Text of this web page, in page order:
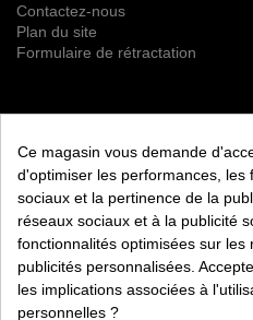
Contactez-nous
Plan du site
Formulaire de rétractation
Vous pouvez vous désinscrire à
pour cela nos informations de
d'utilisation du site.
RETROUVEZ NOUS
SOCIAUX :
Ce magasin vous demande
d'optimiser les performances, les
sociaux et la pertinence de la
réseaux sociaux et à la publicité
fonctionnalités optimisées sur
publicités personnalisées.
les implications associées à
personnelles ?